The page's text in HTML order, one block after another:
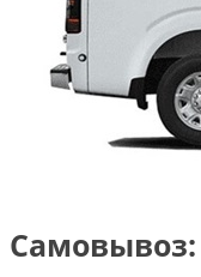
Самовывоз: